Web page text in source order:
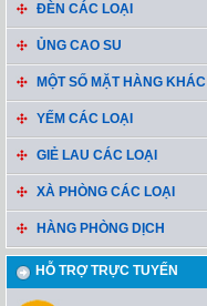
ĐÈN CÁC LOẠI
ỦNG CAO SU
MỘT SỐ MẶT HÀNG KHÁC
YẾM CÁC LOẠI
GIẺ LAU CÁC LOẠI
XÀ PHÒNG CÁC LOẠI
HÀNG PHÒNG DỊCH
HỖ TRỢ TRỰC TUYẾN